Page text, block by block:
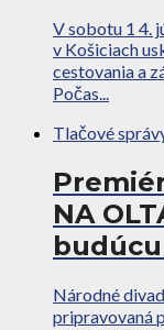
V sobotu 1 4.
v Košiciach
cestovania a
Počas...
Tlačové
NA
Národné
pripravovaná